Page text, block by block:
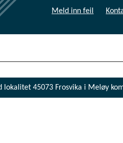
Meld inn feil
lokalitet 45073 Frosvika i Meløy